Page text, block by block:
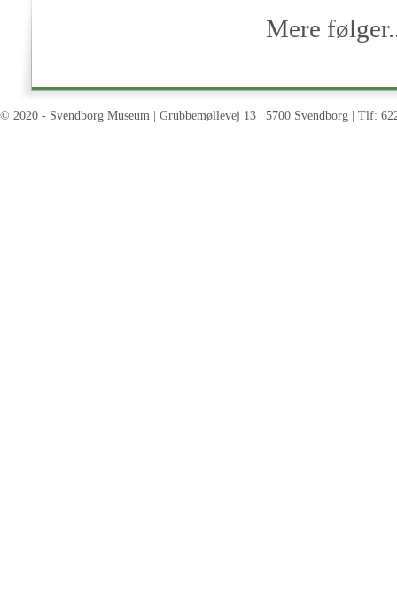
Mere
© 2020 - Svendborg Museum | Grubbemøllevej 13 | 5700 Svendborg | Tlf: